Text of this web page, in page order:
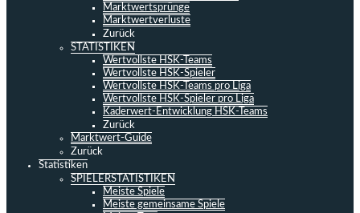
Marktwertsprünge
Marktwertverluste
Zurück
STATISTIKEN
Wertvollste HSK-Teams
Wertvollste HSK-Spieler
Wertvollste HSK-Teams pro Liga
Wertvollste HSK-Spieler pro Liga
Kaderwert-Entwicklung HSK-Teams
Zurück
Marktwert-Guide
Zurück
Statistiken
SPIELERSTATISTIKEN
Meiste Spiele
Meiste gemeinsame Spiele